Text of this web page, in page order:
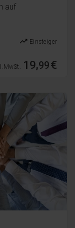
auf
trending_up Einsteiger
MwSt. 19,99€